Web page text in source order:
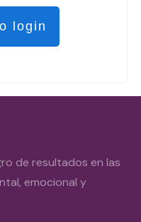
login
de resultados en las
emocional y